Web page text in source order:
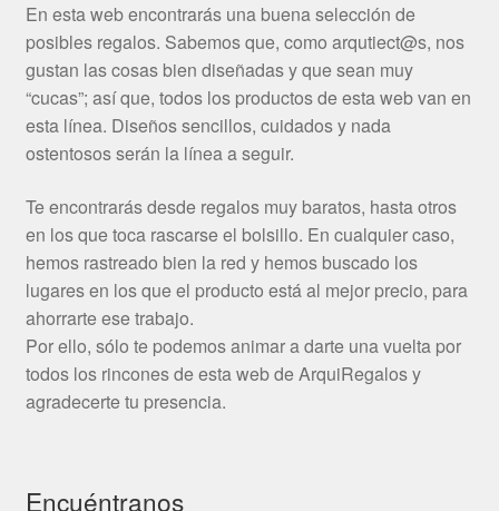
En esta web encontrarás una buena selección de
posibles regalos. Sabemos que, como arqutiect@s, nos
gustan las cosas bien diseñadas y que sean muy
“cucas”; así que, todos los productos de esta web van en
esta línea. Diseños sencillos, cuidados y nada
ostentosos serán la línea a seguir.
Te encontrarás desde regalos muy baratos, hasta otros
en los que toca rascarse el bolsillo. En cualquier caso,
hemos rastreado bien la red y hemos buscado los
lugares en los que el producto está al mejor precio, para
ahorrarte ese trabajo.
Por ello, sólo te podemos animar a darte una vuelta por
todos los rincones de esta web de ArquiRegalos y
agradecerte tu presencia.
Encuéntranos